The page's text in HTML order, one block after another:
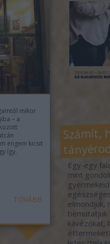
mikor
– a
engem kicsit
így,
TOVÁBB
Számít,
Egy-egy
mint
elmondjuk,
bemutatjuk
kávézókat,